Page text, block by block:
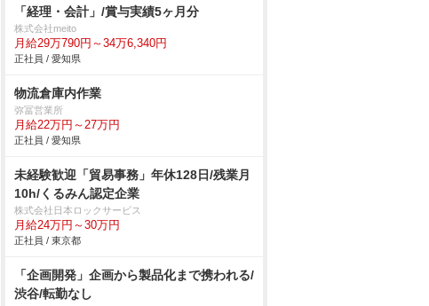
「経理・会計」/賞与実績5ヶ月分
株式会社meito
月給29万790円～34万6,340円
正社員 / 愛知県
物流倉庫内作業
弥冨営業所
月給22万円～27万円
正社員 / 愛知県
未経験歓迎「貿易事務」年休128日/残業月
10h/くるみん認定企業
株式会社日本ロックサービス
月給24万円～30万円
正社員 / 東京都
「企画開発」企画から製品化まで携われる/
渋谷/転勤なし